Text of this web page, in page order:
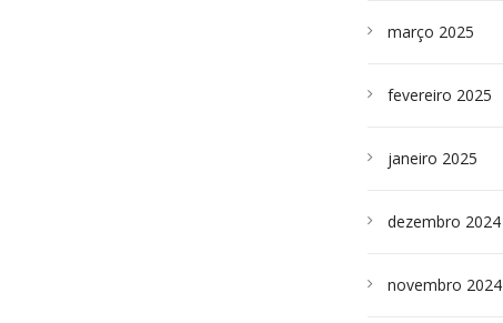
março 2025
fevereiro 2025
janeiro 2025
dezembro 2024
novembro 2024